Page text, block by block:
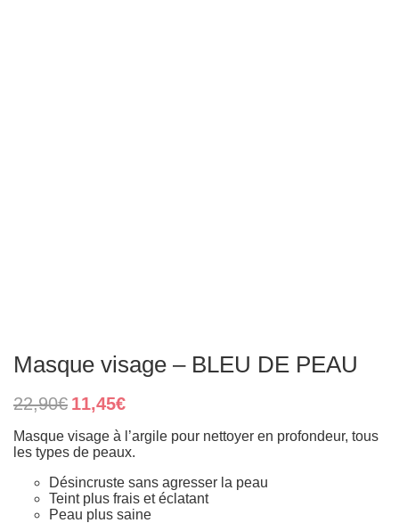
Masque visage – BLEU DE PEAU
22,90€ Original
price
was:
22,90€.
11,45€Current
is:
11,45€.
Masque visage à l’argile pour nettoyer en profondeur, tous
les types de peaux.
Désincruste sans agresser la peau
Teint plus frais et éclatant
Peau plus saine